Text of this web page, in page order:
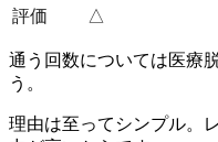
評価
△
通う回数については医療
う。
理由は至ってシンプル。